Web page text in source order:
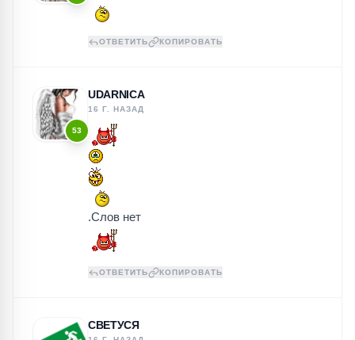
ОТВЕТИТЬ КОПИРОВАТЬ
53
UDARNICA
16 Г. НАЗАД
.Слов нет
ОТВЕТИТЬ КОПИРОВАТЬ
СВЕТУСЯ